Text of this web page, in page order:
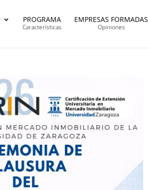
PROGRAMA
Características
EMPRESAS FORMADAS
Opiniones